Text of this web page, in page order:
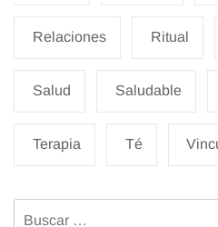
Relaciones Ritual
Salud Saludable
Terapia Té